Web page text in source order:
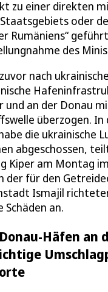
zu einer direkten
oder
Rumäniens“
des
nach
und an der Donau
überzogen. In
die ukrainische
abgeschossen,
Kiper am Montag
der für den
Ismajil
Schäden an.
Häfen an